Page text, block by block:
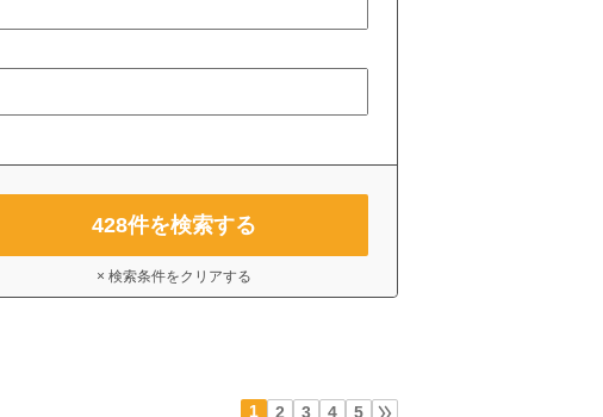
428件を検索する
× 検索条件をクリアする
1 2 3 4 5